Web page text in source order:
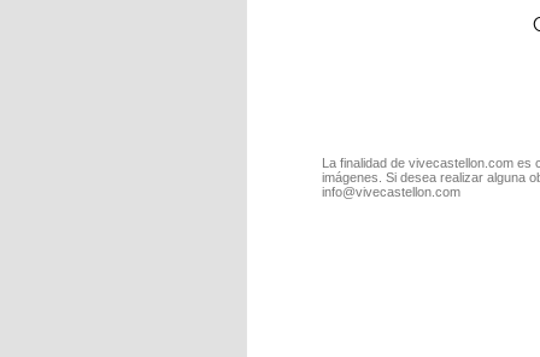
La finalidad de vivecastellon.com
imágenes. Si desea realizar alguna
info@vivecastellon.com